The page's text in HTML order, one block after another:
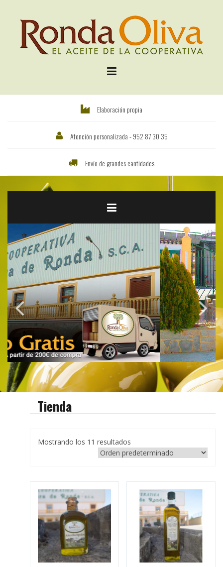
contenido
Elaboración propia
Atención personalizada - 952 87 30 35
Envío de grandes cantidades
Tienda
Mostrando los 11 resultados